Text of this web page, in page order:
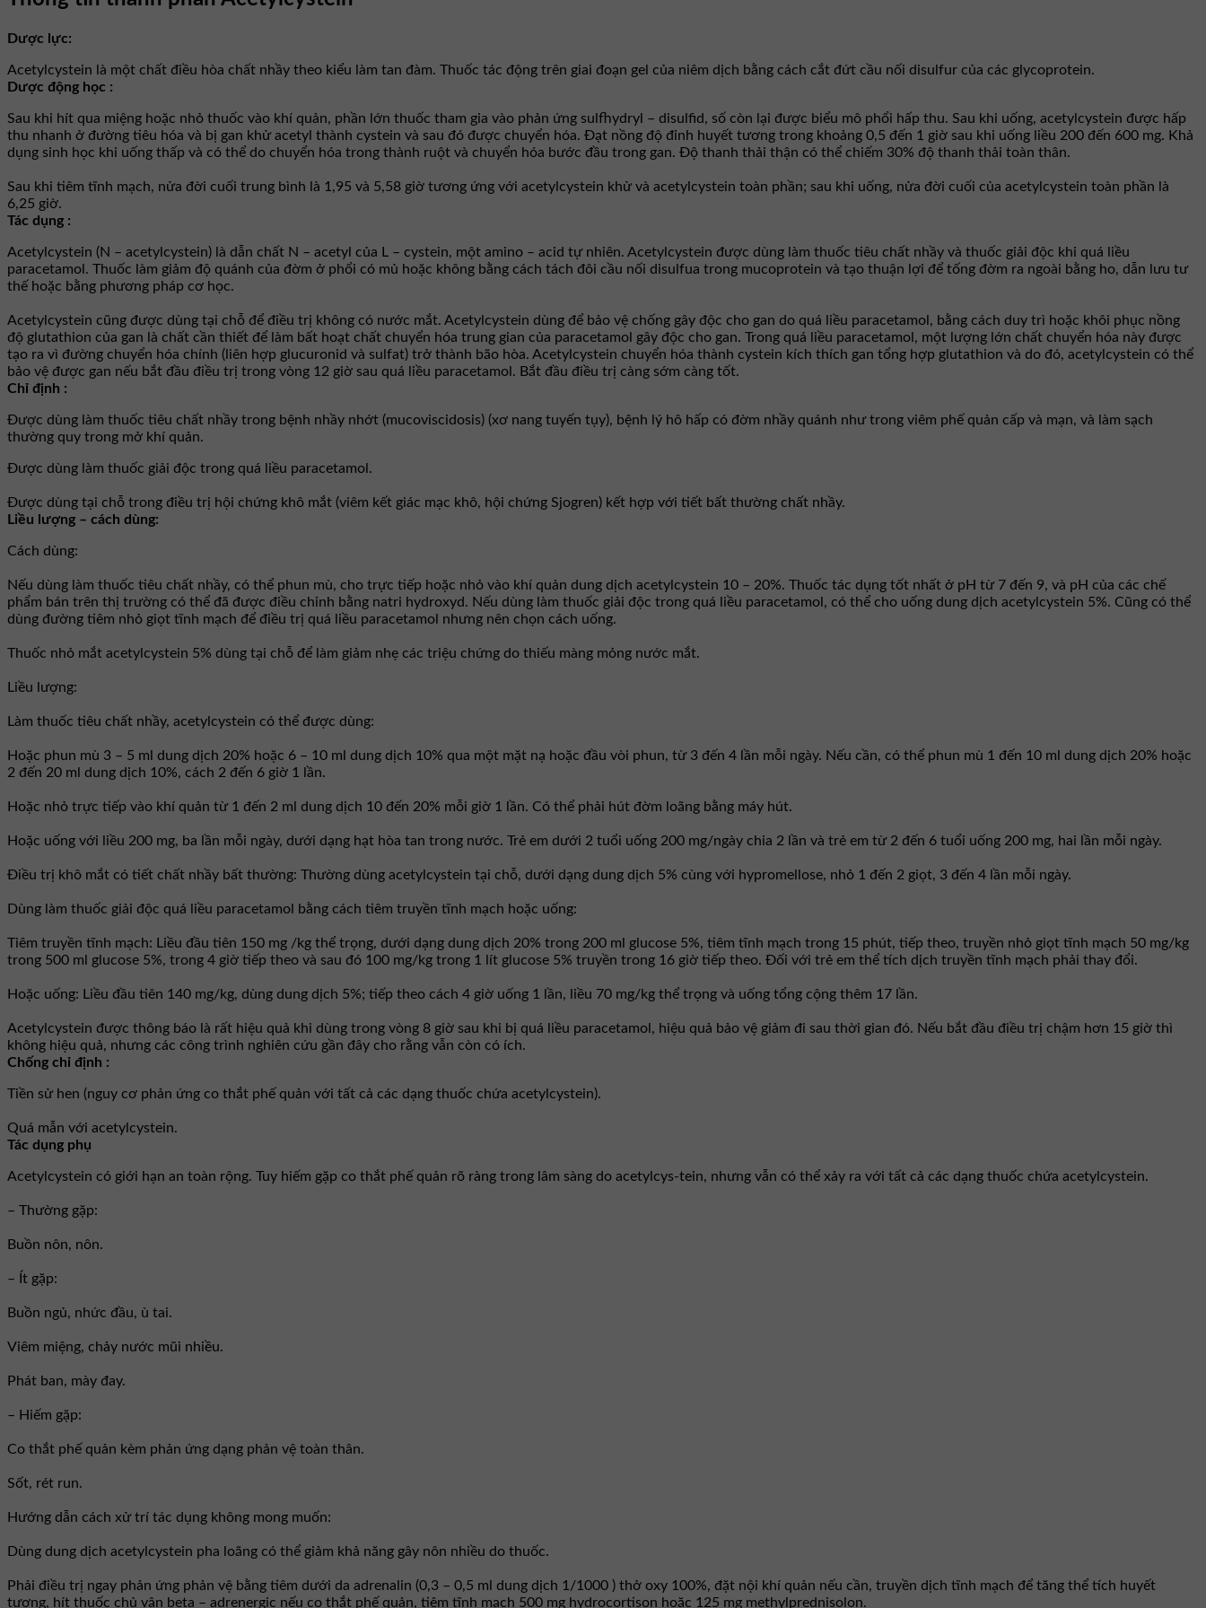
Dược lực:
Acetylcystein là một chất điều hòa chất nhầy theo kiểu làm tan đàm. Thuốc tác động trên giai đoạn gel của niêm dịch bằng cách cắt đứt cầu nối disulfur của các glycoprotein.
Dược động học :
Sau khi hít qua miệng hoặc nhỏ thuốc vào khí quản, phần lớn thuốc tham gia vào phản ứng sulfhydryl – disulfid, số còn lại được biểu mô phổi hấp thu. Sau khi uống, acetylcystein được hấp
thu nhanh ở đường tiêu hóa và bị gan khử acetyl thành cystein và sau đó được chuyển hóa. Ðạt nồng độ đỉnh huyết tương trong khoảng 0,5 đến 1 giờ sau khi uống liều 200 đến 600 mg. Khả
dụng sinh học khi uống thấp và có thể do chuyển hóa trong thành ruột và chuyển hóa bước đầu trong gan. Ðộ thanh thải thận có thể chiếm 30% độ thanh thải toàn thân.
Sau khi tiêm tĩnh mạch, nửa đời cuối trung bình là 1,95 và 5,58 giờ tương ứng với acetylcystein khử và acetylcystein toàn phần; sau khi uống, nửa đời cuối của acetylcystein toàn phần là
6,25 giờ.
Tác dụng :
Acetylcystein (N – acetylcystein) là dẫn chất N – acetyl của L – cystein, một amino – acid tự nhiên. Acetylcystein được dùng làm thuốc tiêu chất nhầy và thuốc giải độc khi quá liều
paracetamol. Thuốc làm giảm độ quánh của đờm ở phổi có mủ hoặc không bằng cách tách đôi cầu nối disulfua trong mucoprotein và tạo thuận lợi để tống đờm ra ngoài bằng ho, dẫn lưu tư
thế hoặc bằng phương pháp cơ học.
Acetylcystein cũng được dùng tại chỗ để điều trị không có nước mắt. Acetylcystein dùng để bảo vệ chống gây độc cho gan do quá liều paracetamol, bằng cách duy trì hoặc khôi phục nồng
độ glutathion của gan là chất cần thiết để làm bất hoạt chất chuyển hóa trung gian của paracetamol gây độc cho gan. Trong quá liều paracetamol, một lượng lớn chất chuyển hóa này được
tạo ra vì đường chuyển hóa chính (liên hợp glucuronid và sulfat) trở thành bão hòa. Acetylcystein chuyển hóa thành cystein kích thích gan tổng hợp glutathion và do đó, acetylcystein có thể
bảo vệ được gan nếu bắt đầu điều trị trong vòng 12 giờ sau quá liều paracetamol. Bắt đầu điều trị càng sớm càng tốt.
Chỉ định :
Ðược dùng làm thuốc tiêu chất nhầy trong bệnh nhầy nhớt (mucoviscidosis) (xơ nang tuyến tụy), bệnh lý hô hấp có đờm nhầy quánh như trong viêm phế quản cấp và mạn, và làm sạch
thường quy trong mở khí quản.
Ðược dùng làm thuốc giải độc trong quá liều paracetamol.
Ðược dùng tại chỗ trong điều trị hội chứng khô mắt (viêm kết giác mạc khô, hội chứng Sjogren) kết hợp với tiết bất thường chất nhầy.
Liều lượng – cách dùng:
Cách dùng:
Nếu dùng làm thuốc tiêu chất nhầy, có thể phun mù, cho trực tiếp hoặc nhỏ vào khí quản dung dịch acetylcystein 10 – 20%. Thuốc tác dụng tốt nhất ở pH từ 7 đến 9, và pH của các chế
phẩm bán trên thị trường có thể đã được điều chỉnh bằng natri hydroxyd. Nếu dùng làm thuốc giải độc trong quá liều paracetamol, có thể cho uống dung dịch acetylcystein 5%. Cũng có thể
dùng đường tiêm nhỏ giọt tĩnh mạch để điều trị quá liều paracetamol nhưng nên chọn cách uống.
Thuốc nhỏ mắt acetylcystein 5% dùng tại chỗ để làm giảm nhẹ các triệu chứng do thiếu màng mỏng nước mắt.
Liều lượng:
Làm thuốc tiêu chất nhầy, acetylcystein có thể được dùng:
Hoặc phun mù 3 – 5 ml dung dịch 20% hoặc 6 – 10 ml dung dịch 10% qua một mặt nạ hoặc đầu vòi phun, từ 3 đến 4 lần mỗi ngày. Nếu cần, có thể phun mù 1 đến 10 ml dung dịch 20% hoặc
2 đến 20 ml dung dịch 10%, cách 2 đến 6 giờ 1 lần.
Hoặc nhỏ trực tiếp vào khí quản từ 1 đến 2 ml dung dịch 10 đến 20% mỗi giờ 1 lần. Có thể phải hút đờm loãng bằng máy hút.
Hoặc uống với liều 200 mg, ba lần mỗi ngày, dưới dạng hạt hòa tan trong nước. Trẻ em dưới 2 tuổi uống 200 mg/ngày chia 2 lần và trẻ em từ 2 đến 6 tuổi uống 200 mg, hai lần mỗi ngày.
Ðiều trị khô mắt có tiết chất nhầy bất thường: Thường dùng acetylcystein tại chỗ, dưới dạng dung dịch 5% cùng với hypromellose, nhỏ 1 đến 2 giọt, 3 đến 4 lần mỗi ngày.
Dùng làm thuốc giải độc quá liều paracetamol bằng cách tiêm truyền tĩnh mạch hoặc uống:
Tiêm truyền tĩnh mạch: Liều đầu tiên 150 mg /kg thể trọng, dưới dạng dung dịch 20% trong 200 ml glucose 5%, tiêm tĩnh mạch trong 15 phút, tiếp theo, truyền nhỏ giọt tĩnh mạch 50 mg/kg
trong 500 ml glucose 5%, trong 4 giờ tiếp theo và sau đó 100 mg/kg trong 1 lít glucose 5% truyền trong 16 giờ tiếp theo. Ðối với trẻ em thể tích dịch truyền tĩnh mạch phải thay đổi.
Hoặc uống: Liều đầu tiên 140 mg/kg, dùng dung dịch 5%; tiếp theo cách 4 giờ uống 1 lần, liều 70 mg/kg thể trọng và uống tổng cộng thêm 17 lần.
Acetylcystein được thông báo là rất hiệu quả khi dùng trong vòng 8 giờ sau khi bị quá liều paracetamol, hiệu quả bảo vệ giảm đi sau thời gian đó. Nếu bắt đầu điều trị chậm hơn 15 giờ thì
không hiệu quả, nhưng các công trình nghiên cứu gần đây cho rằng vẫn còn có ích.
Chống chỉ định :
Tiền sử hen (nguy cơ phản ứng co thắt phế quản với tất cả các dạng thuốc chứa acetylcystein).
Quá mẫn với acetylcystein.
Tác dụng phụ
Acetylcystein có giới hạn an toàn rộng. Tuy hiếm gặp co thắt phế quản rõ ràng trong lâm sàng do acetylcys-tein, nhưng vẫn có thể xảy ra với tất cả các dạng thuốc chứa acetylcystein.
– Thường gặp:
Buồn nôn, nôn.
– Ít gặp:
Buồn ngủ, nhức đầu, ù tai.
Viêm miệng, chảy nước mũi nhiều.
Phát ban, mày đay.
– Hiếm gặp:
Co thắt phế quản kèm phản ứng dạng phản vệ toàn thân.
Sốt, rét run.
Hướng dẫn cách xử trí tác dụng không mong muốn:
Dùng dung dịch acetylcystein pha loãng có thể giảm khả năng gây nôn nhiều do thuốc.
Phải điều trị ngay phản ứng phản vệ bằng tiêm dưới da adrenalin (0,3 – 0,5 ml dung dịch 1/1000 ) thở oxy 100%, đặt nội khí quản nếu cần, truyền dịch tĩnh mạch để tăng thể tích huyết
tương, hít thuốc chủ vận beta – adrenergic nếu co thắt phế quản, tiêm tĩnh mạch 500 mg hydrocortison hoặc 125 mg methylprednisolon.